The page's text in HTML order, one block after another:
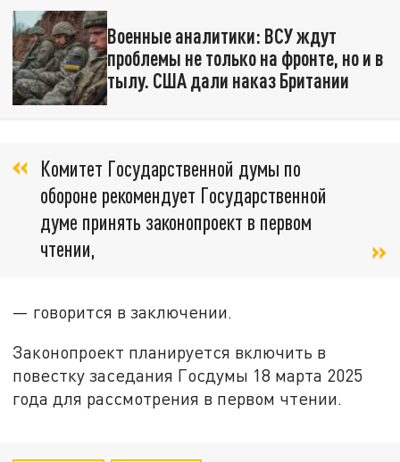
Военные аналитики: ВСУ ждут
проблемы не только на фронте, но и в
тылу. США дали наказ Британии
Комитет Государственной думы по
обороне рекомендует Государственной
думе принять законопроект в первом
чтении,
— говорится в заключении.
Законопроект планируется включить в
повестку заседания Госдумы 18 марта 2025
года для рассмотрения в первом чтении.